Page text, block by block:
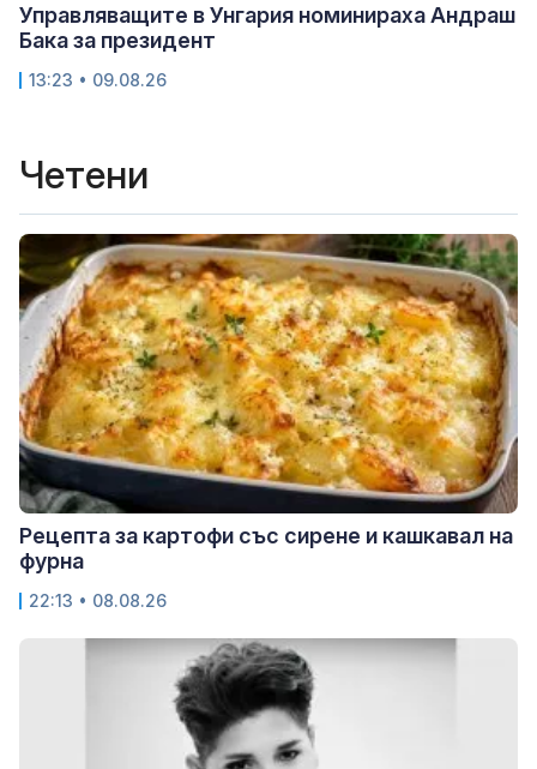
Управляващите в Унгария номинираха Андраш
Бака за президент
13:23 • 09.08.26
Четени
Рецепта за картофи със сирене и кашкавал на
фурна
22:13 • 08.08.26